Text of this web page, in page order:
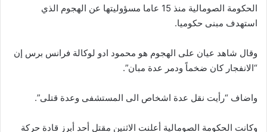
الحكومة الصومالية منذ 15 عاما مسؤوليتها عن الهجوم الذي
استهدف مبنى حكوميا.
وقال شاهد عيان على الهجوم هو محمود ادو لوكالة فرانس برس إن
“الانفجار كان ضخماً ودمر عدة مبان”.
واضاف “رأيت نقل عدة اشخاص الى المستشفى وعدة قتلى”.
وكانت الحكومة الصومالية أعلنت الاثنين مقتل أحد أبرز قادة حركة